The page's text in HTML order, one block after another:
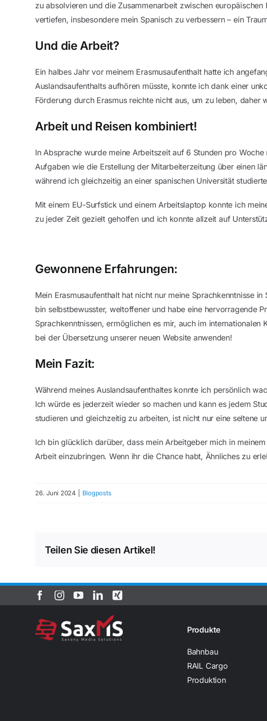
zu absolvieren und die Zusammenarbeit zwischen
vertiefen, insbesondere mein Spanisch zu verbessern – ein
Und die Arbeit?
Ein halbes Jahr vor meinem Erasmusaufenthalt hatte ich
Auslandsaufenthalts aufhören müsste, konnte ich dank einer
Förderung durch Erasmus reichte nicht aus, um zu leben,
Arbeit und Reisen kombiniert!
In Absprache wurde meine Arbeitszeit auf 6 Stunden pro
Aufgaben wie die Erstellung der Mitarbeiterzeitung über einen
während ich gleichzeitig an einer spanischen Universität
Mit einem EU-Surfstick und einem Arbeitslaptop konnte ich
zu jeder Zeit gezielt geholfen und ich konnte allzeit auf
Gewonnene Erfahrungen:
Mein Erasmusaufenthalt hat nicht nur meine Sprachkenntnisse
bin selbstbewusster, weltoffener und habe eine hervorragende
Sprachkenntnissen, ermöglichen es mir, auch im
bei der Übersetzung unserer neuen Website anwenden!
Mein Fazit:
Während meines Auslandsaufenthaltes konnte ich persönlich
Ich würde es jederzeit wieder so machen und kann es jedem
studieren und gleichzeitig zu arbeiten, ist nicht nur eine seltene
Ich bin glücklich darüber, dass mein Arbeitgeber mich in
Arbeit einzubringen. Wenn ihr die Chance habt, Ähnliches zu
26. Juni 2024 Blogposts
Teilen Sie diesen Artikel!
Produkte
Bahnbau
RAIL Cargo
Produktion